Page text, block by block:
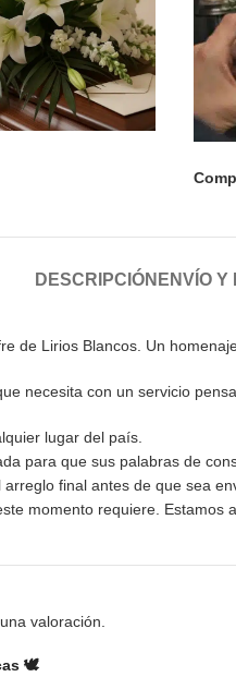
DESCRIPCIÓN ENVÍO Y
de Lirios Blancos. Un
necesita con un servicio
lugar del país.
para que sus palabras de
final antes de que sea
momento requiere. Estamos
🕊️
valoración.